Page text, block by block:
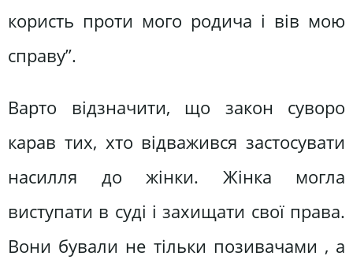
користь проти мого родича і вів мою
справу”.
Варто відзначити, що закон суворо
карав тих, хто відважився застосувати
насилля до жінки. Жінка могла
виступати в суді і захищати свої права.
Вони бували не тільки позивачами , а